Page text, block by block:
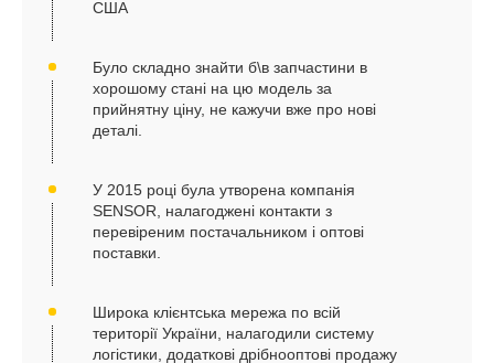
США
Було складно знайти б\в запчастини в
хорошому стані на цю модель за
прийнятну ціну, не кажучи вже про нові
деталі.
У 2015 році була утворена компанія
SENSOR, налагоджені контакти з
перевіреним постачальником і оптові
поставки.
Широка клієнтська мережа по всій
території України, налагодили систему
логістики, додаткові дрібнооптові продажу